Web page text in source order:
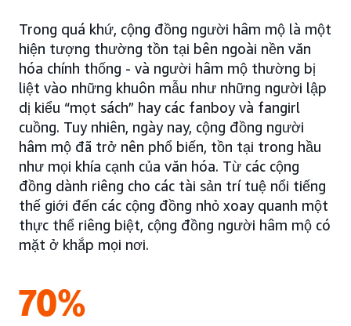
Trong quá khứ, cộng đồng người hâm mộ là một
hiện tượng thường tồn tại bên ngoài nền văn
hóa chính thống - và người hâm mộ thường bị
liệt vào những khuôn mẫu như những người lập
dị kiểu “mọt sách” hay các fanboy và fangirl
cuồng. Tuy nhiên, ngày nay, cộng đồng người
hâm mộ đã trở nên phổ biến, tồn tại trong hầu
như mọi khía cạnh của văn hóa. Từ các cộng
đồng dành riêng cho các tài sản trí tuệ nổi tiếng
thế giới đến các cộng đồng nhỏ xoay quanh một
thực thể riêng biệt, cộng đồng người hâm mộ có
mặt ở khắp mọi nơi.
70%